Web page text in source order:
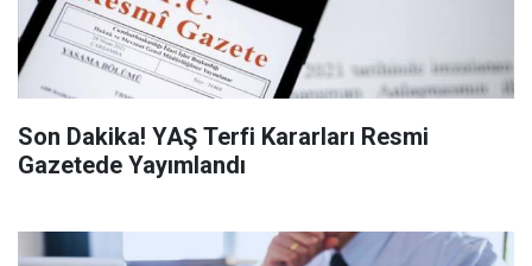
Son Dakika! YAŞ Terfi Kararları Resmi
Gazetede Yayımlandı